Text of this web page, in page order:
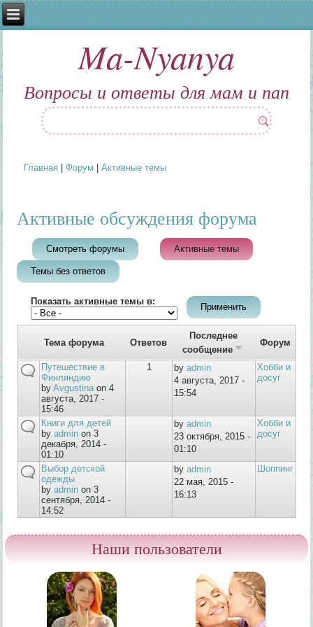
Ma-Nyanya
Вопросы и ответы для мам и пап
Вы здесь
Главная| Форум | Активные темы
Активные обсуждения форума
Смотреть форумы Активные темы
Темы без ответов
Показать активные темы в:
Тема форума Ответов
Последнее
сообщение
Форум
Путешествие в
Финляндию
byAvgustina on 4
августа, 2017 -
15:46
1 byadmin
4 августа, 2017 -
15:54
Хобби и
досуг
Книги для детей
byadmin on 3
декабря, 2014 -
01:10
byadmin
23 октября, 2015 -
01:10
Хобби и
досуг
Выбор детской
одежды
byadmin on 3
сентября, 2014 -
14:52
byadmin
22 мая, 2015 -
16:13
Шоппинг
Наши пользователи